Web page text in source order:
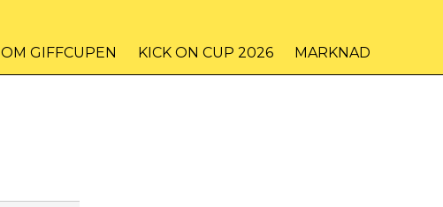
OM GIFFCUPEN KICK ON CUP 2026 MARKNAD